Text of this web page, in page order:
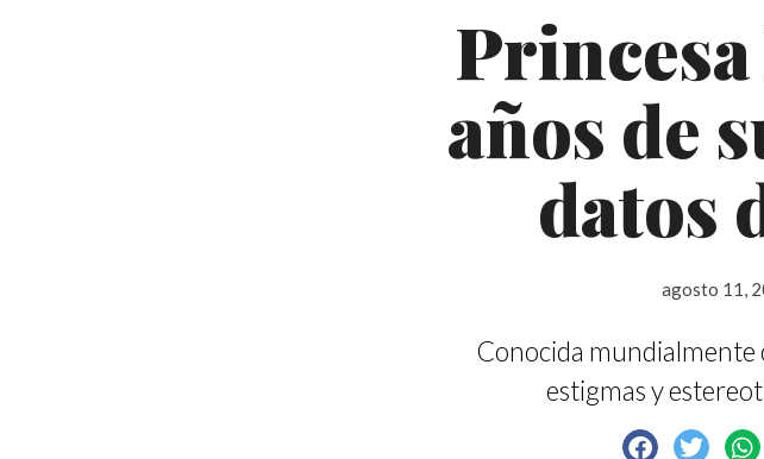
años de
datos
agosto 11,
Conocida mundialmente
estigmas y